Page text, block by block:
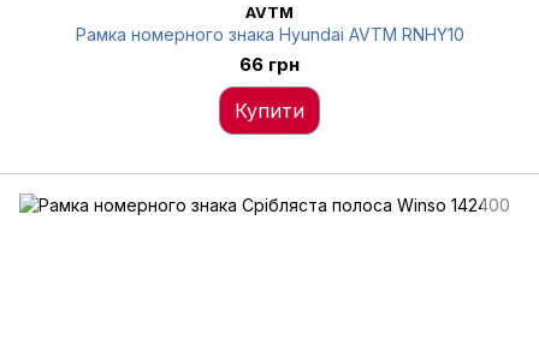
AVTM
Рамка номерного знака Hyundai AVTM RNHY10
66 грн
Купити